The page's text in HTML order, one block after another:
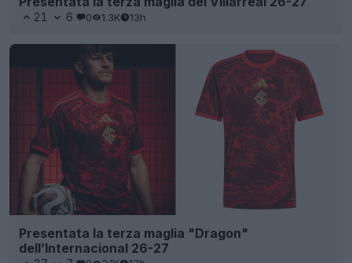
21 6 0 1.3K 13h
Presentata la terza maglia "Dragon"
dell’Internacional 26-27